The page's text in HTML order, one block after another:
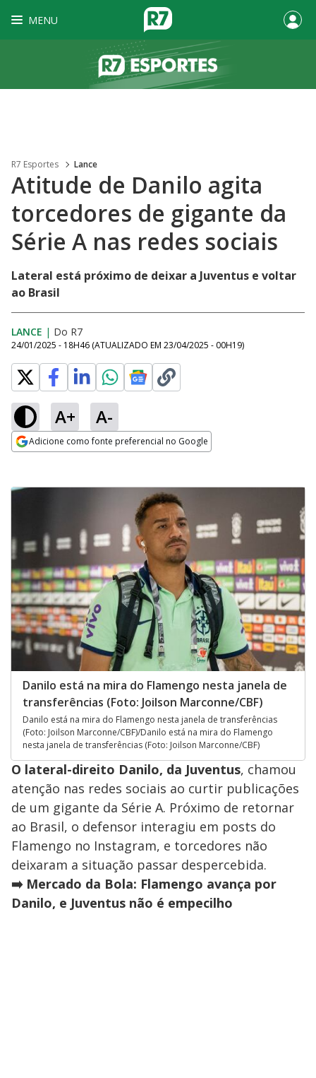
MENU
R7 Esportes Lance
Atitude de Danilo agita
torcedores de gigante da
Série A nas redes sociais
Lateral está próximo de deixar a Juventus e voltar
ao Brasil
LANCE | Do R7
24/01/2025 - 18H46 (ATUALIZADO EM 23/04/2025 - 00H19)
A+ A-
Adicione como fonte preferencial no Google
Danilo está na mira do Flamengo nesta janela de
transferências (Foto: Joilson Marconne/CBF)
Danilo está na mira do Flamengo nesta janela de transferências
(Foto: Joilson Marconne/CBF)/Danilo está na mira do Flamengo
nesta janela de transferências (Foto: Joilson Marconne/CBF)
O lateral-direito Danilo, da Juventus, chamou
atenção nas redes sociais ao curtir publicações
de um gigante da Série A. Próximo de retornar
ao Brasil, o defensor interagiu em posts do
Flamengo no Instagram, e torcedores não
deixaram a situação passar despercebida.
➡️ Mercado da Bola: Flamengo avança por
Danilo, e Juventus não é empecilho